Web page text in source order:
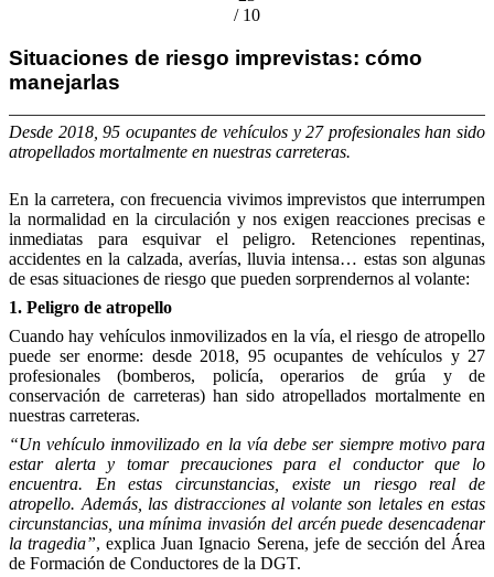
/ 10
Situaciones de riesgo imprevistas: cómo
manejarlas
Desde 2018, 95 ocupantes de vehículos y 27 profesionales han sido
atropellados mortalmente en nuestras carreteras.
En la carretera, con frecuencia vivimos imprevistos que interrumpen
la normalidad en la circulación y nos exigen reacciones precisas e
inmediatas para esquivar el peligro. Retenciones repentinas,
accidentes en la calzada, averías, lluvia intensa… estas son algunas
de esas situaciones de riesgo que pueden sorprendernos al volante:
1. Peligro de atropello
Cuando hay vehículos inmovilizados en la vía, el riesgo de atropello
puede ser enorme: desde 2018, 95 ocupantes de vehículos y 27
profesionales (bomberos, policía, operarios de grúa y de
conservación de carreteras) han sido atropellados mortalmente en
nuestras carreteras.
“Un vehículo inmovilizado en la vía debe ser siempre motivo para
estar alerta y tomar precauciones para el conductor que lo
encuentra. En estas circunstancias, existe un riesgo real de
atropello. Además, las distracciones al volante son letales en estas
circunstancias, una mínima invasión del arcén puede desencadenar
la tragedia”, explica Juan Ignacio Serena, jefe de sección del Área
de Formación de Conductores de la DGT.